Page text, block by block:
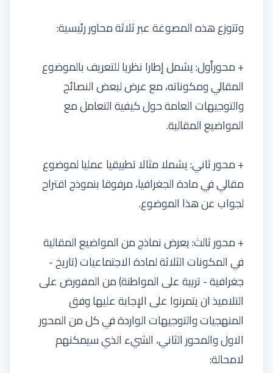
وتتوزع هذه المصوغة عبر ثلاثة محاور رئيسية:
+ محورأول: يشمل إطارا نظريا للتعريف بالموضوع
المقالي ومكوناته، مع عرض لبعض النصائح
والتوجيهات العامة حول كيفية التعامل مع
المواضيع المقالية.
+ محور ثاني: يشملا مثالا تطبيقيا عمليا لموضوع
مقالي في مادة الجغرافيا، مرفوقا بنموذج اقتراح
لجواب عن هذا الموضوع.
+ محور ثالث: يعرض نماذج من المواضيع المقالية
في المكونات الثلاثة لمادة الاجتماعيات (تاريخ -
جغرافية - تربية على المواطنة) من المفورض على
التلاميذ ان يتمرنوا على الإجابة عليها وفق
المنهجيات والتوجيهات الواردة في كل من المحور
الاول والمحور الثاني، الشيء الذي سيمكنهم
لامحالة: